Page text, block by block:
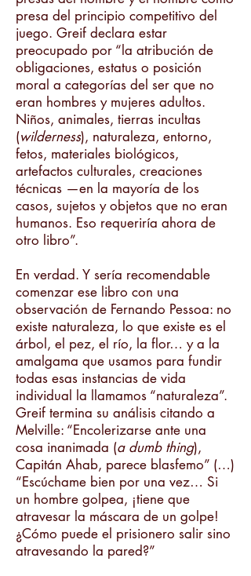
presa del principio competitivo del
juego. Greif declara estar
preocupado por “la atribución de
obligaciones, estatus o posición
moral a categorías del ser que no
eran hombres y mujeres adultos.
Niños, animales, tierras incultas
(wilderness), naturaleza, entorno,
fetos, materiales biológicos,
artefactos culturales, creaciones
técnicas —en la mayoría de los
casos, sujetos y objetos que no eran
humanos. Eso requeriría ahora de
otro libro”.
En verdad. Y sería recomendable
comenzar ese libro con una
observación de Fernando Pessoa: no
existe naturaleza, lo que existe es el
árbol, el pez, el río, la flor… y a la
amalgama que usamos para fundir
todas esas instancias de vida
individual la llamamos “naturaleza”.
Greif termina su análisis citando a
Melville: “Encolerizarse ante una
cosa inanimada (a dumb thing),
Capitán Ahab, parece blasfemo” (…)
“Escúchame bien por una vez… Si
un hombre golpea, ¡tiene que
atravesar la máscara de un golpe!
¿Cómo puede el prisionero salir sino
atravesando la pared?”